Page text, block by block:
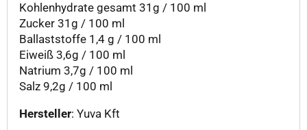
Kohlenhydrate gesamt 31g / 100 ml
Zucker 31g / 100 ml
Ballaststoffe 1,4 g / 100 ml
Eiweiß 3,6g / 100 ml
Natrium 3,7g / 100 ml
Salz 9,2g / 100 ml
Hersteller: Yuva Kft